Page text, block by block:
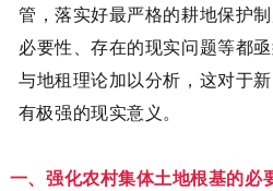
管，落实好最严格的耕地保护
必要性、存在的现实问题等都
与地租理论加以分析，这对于
有极强的现实意义。
一、强化农村集体土地根基的必